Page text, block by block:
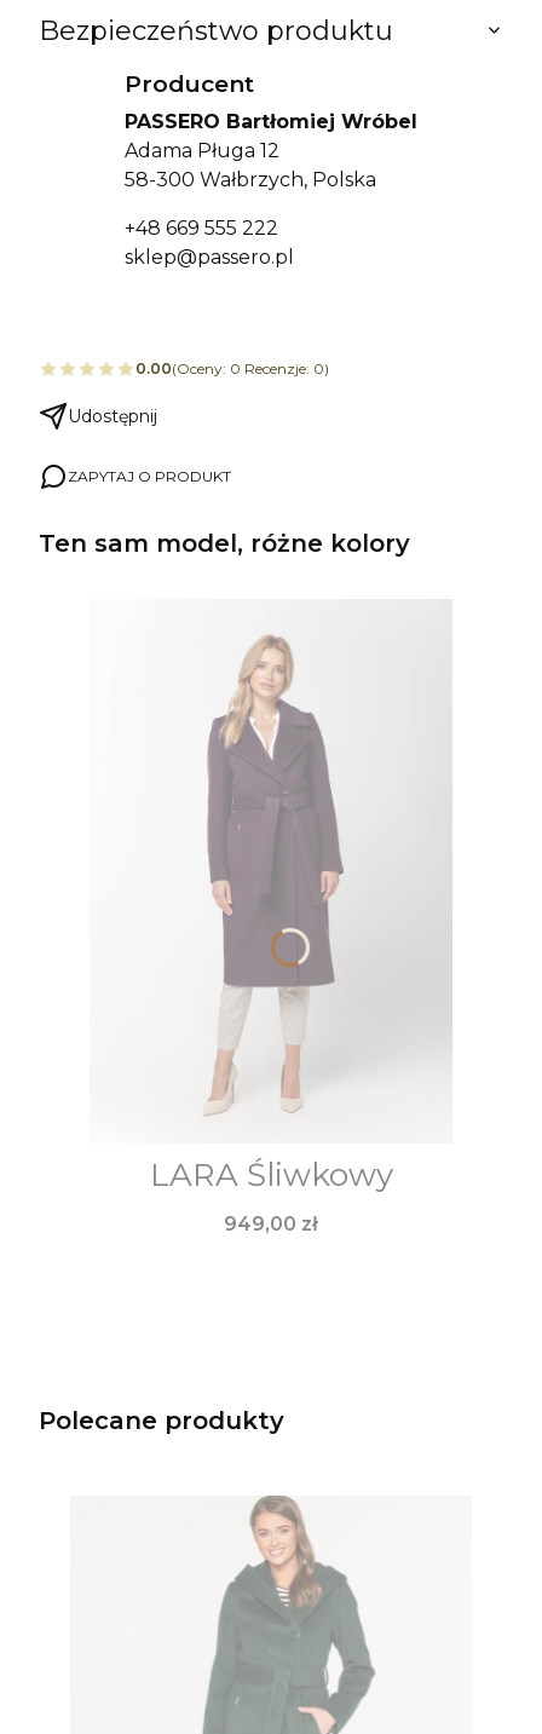
Bezpieczeństwo produktu
Producent
PASSERO Bartłomiej Wróbel
Adama Pługa 12
58-300 Wałbrzych, Polska
+48 669 555 222
sklep@passero.pl
0.00(Oceny: 0 Recenzje: 0)
Udostępnij
ZAPYTAJ O PRODUKT
Ten sam model, różne kolory
LARA Śliwkowy
Cena
949,00 zł
Polecane produkty